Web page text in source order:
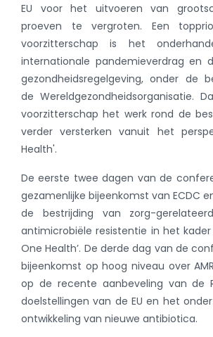
EU voor het uitvoeren van
proeven te vergroten. Een
voorzitterschap is het
internationale pandemieverdrag en
gezondheidsregelgeving, onder de
de Wereldgezondheidsorganisatie.
voorzitterschap het werk rond de
verder versterken vanuit het
Health'.
De eerste twee dagen van de
gezamenlijke bijeenkomst van ECDC
de bestrijding van zorg-
antimicrobiële resistentie in het kader
One Health’. De derde dag van de
bijeenkomst op hoog niveau over
op de recente aanbeveling van de
doelstellingen van de EU en het
ontwikkeling van nieuwe antibiotica.